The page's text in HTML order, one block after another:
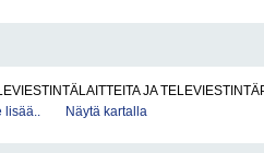
JA
lisää..
Näytä kartalla